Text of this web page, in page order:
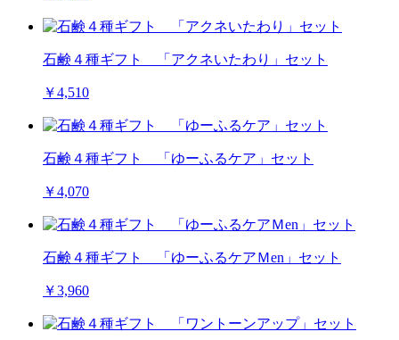
石鹸４種ギフト 「アクネいたわり」セット
￥4,510
石鹸４種ギフト 「ゆーふるケア」セット
￥4,070
石鹸４種ギフト 「ゆーふるケアＭen」セット
￥3,960